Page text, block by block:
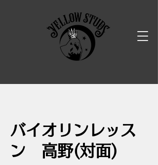
バイオリンレッス
ン 高野(対面)